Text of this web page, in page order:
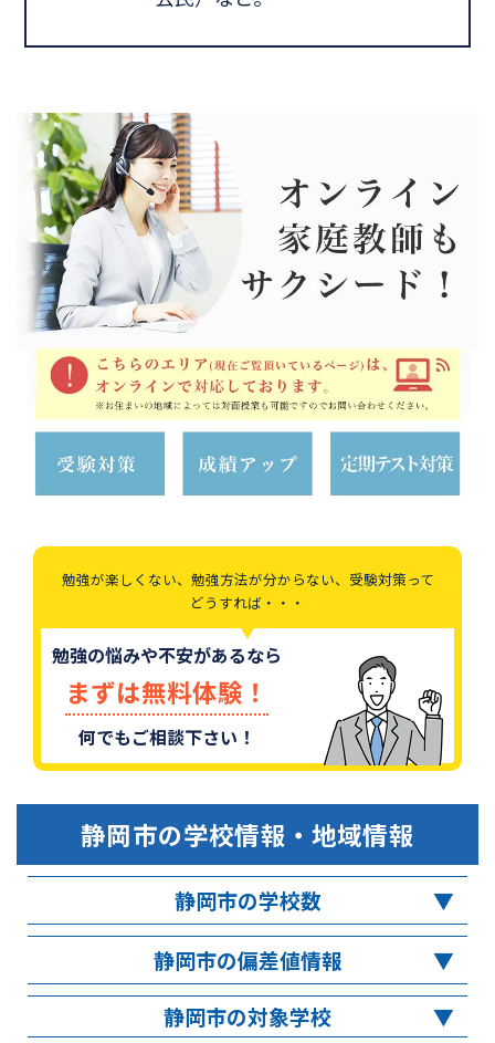
勉強が楽しくない、勉強方法が分からない、受験対策って
どうすれば・・・
勉強の悩みや不安があるなら
まずは無料体験！
何でもご相談下さい！
静岡市の学校情報・地域情報
静岡市の学校数
静岡市の偏差値情報
静岡市の対象学校